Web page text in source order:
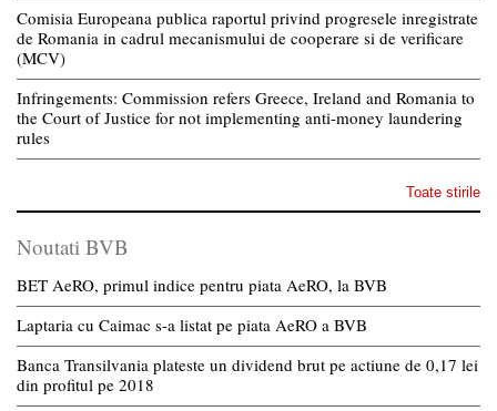
Comisia Europeana publica raportul privind progresele inregistrate
de Romania in cadrul mecanismului de cooperare si de verificare
(MCV)
Infringements: Commission refers Greece, Ireland and Romania to
the Court of Justice for not implementing anti-money laundering
rules
Toate stirile
Noutati BVB
BET AeRO, primul indice pentru piata AeRO, la BVB
Laptaria cu Caimac s-a listat pe piata AeRO a BVB
Banca Transilvania plateste un dividend brut pe actiune de 0,17 lei
din profitul pe 2018